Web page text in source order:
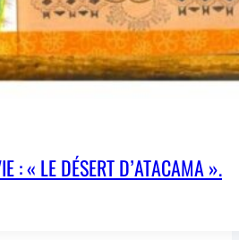
: « LE DÉSERT D’ATACAMA ».